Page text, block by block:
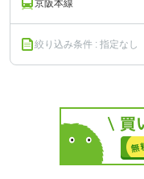
京阪本線
絞り込み条件 : 指定なし